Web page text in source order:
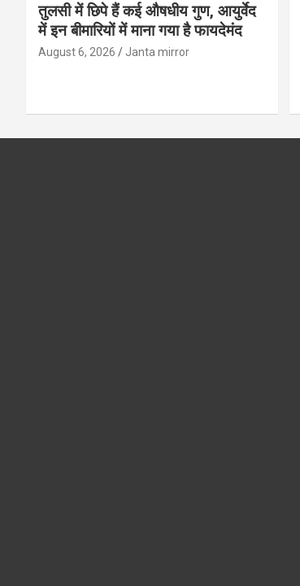
तुलसी में छिपे हैं कई औषधीय गुण, आयुर्वेद
में इन बीमारियों में माना गया है फायदेमंद
August 6, 2026 Janta mirror